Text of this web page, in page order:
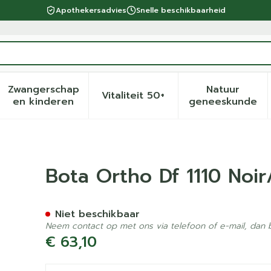
Apothekersadvies Snelle beschikbaarheid
verzorging en hygiëne categorie
voor Dieet, voeding en vitamines categorie
Zwangerschap
en kinderenToon submenu voor Zwangerschap en
Vitaliteit 50+Toon submenu voor
Natuur
geneeskunde
Toon
N5
Bota Ortho Df 1110
€ 63,10
Niet beschikbaar
Neem contact op met ons via telefoon of e-mail, dan